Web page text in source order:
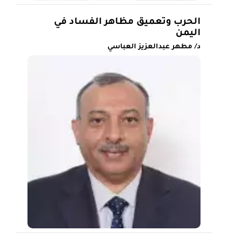
الحرب وتعميق مظاهر الفساد في
اليمن
د/ مطهر عبدالعزيز العباسي